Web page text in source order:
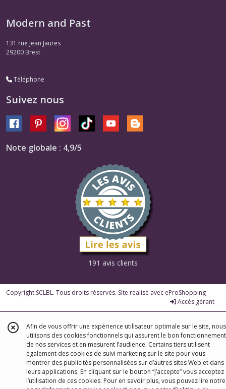
Modern and Past
131 rue Jean Jaures
29200 Brest
Téléphone
Suivez nous
Note globale : 4,9/5
191 avis clients
Copyright SCLBL. Tous droits réservés. Site réalisé avec eProShopping
Accès gérant
Afin de vous offrir une expérience utilisateur optimale sur le site, nous
utilisons des cookies fonctionnels qui assurent le bon fonctionnement
de nos services et en mesurent l’audience. Certains tiers utilisent
également des cookies de suivi marketing sur le site pour vous
montrer des publicités personnalisées sur d’autres sites Web et dans
leurs applications. En cliquant sur le bouton “J’accepte” vous acceptez
l’utilisation de ces cookies. Pour en savoir plus, vous pouvez lire notre